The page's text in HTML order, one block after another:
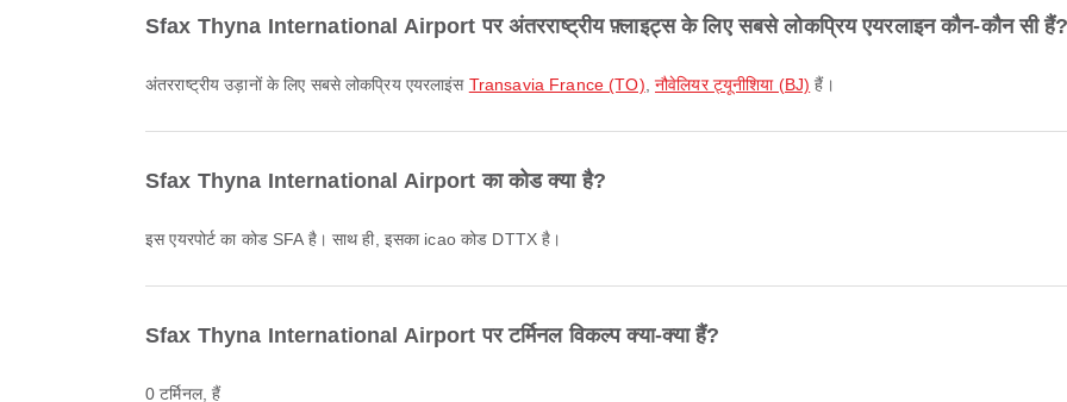
Sfax Thyna International Airport पर अंतरराष्ट्रीय फ़्लाइट्स के लिए सबसे लोकप्रिय एयरलाइन कौन-कौन सी
अंतरराष्ट्रीय उड़ानों के लिए सबसे लोकप्रिय एयरलाइंस Transavia France (TO) नौवेलियर ट्यूनीशिया (BJ) हैं।
Sfax Thyna International Airport का कोड क्या है?
इस एयरपोर्ट का कोड SFA है। साथ ही, इसका icao कोड DTTX है।
Sfax Thyna International Airport पर टर्मिनल विकल्प क्या-क्या हैं?
0 टर्मिनल, हैं